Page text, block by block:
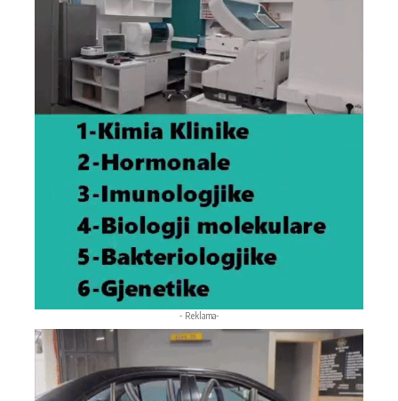
- Reklama-